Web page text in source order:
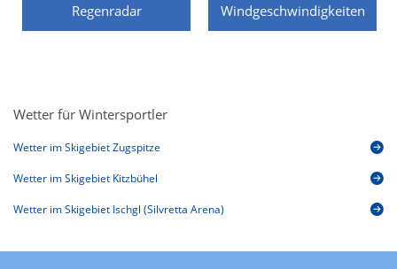
Regenradar Windgeschwindigkeiten
Wetter für Wintersportler
Wetter im Skigebiet Zugspitze
Wetter im Skigebiet Kitzbühel
Wetter im Skigebiet Ischgl (Silvretta Arena)